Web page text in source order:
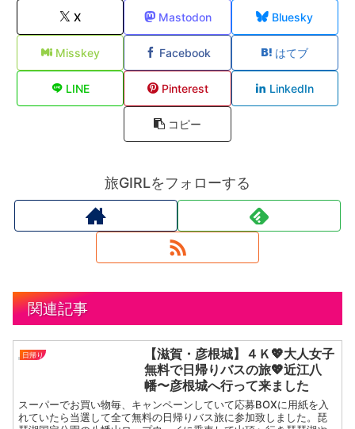
X Mastodon Bluesky
Misskey Facebook はてブ
LINE Pinterest LinkedIn
コピー
旅GIRLをフォローする
関連記事
日帰り
【滋賀・彦根城】４Ｋ💖大人女子
無料で日帰りバスの旅💖近江八
幡〜彦根城へ行って来ました
スーパーでお買い物毎、キャンペーンしていて応募BOXに用紙を入
れていたら当選して全て無料の日帰りバス旅に参加致しました。琵